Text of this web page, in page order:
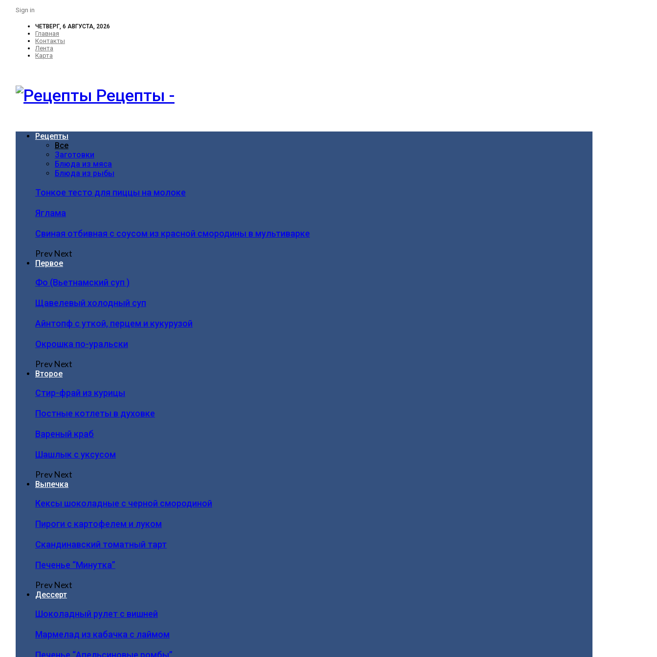
Sign in
ЧЕТВЕРГ, 6 АВГУСТА, 2026
Главная
Контакты
Лента
Карта
Рецепты -
Рецепты
Все
Заготовки
Блюда из мяса
Блюда из рыбы
Тонкое тесто для пиццы на молоке
Яглама
Свиная отбивная с соусом из красной смородины в мультиварке
PrevNext
Первое
Фо (Вьетнамский суп )
Щавелевый холодный суп
Айнтопф с уткой, перцем и кукурузой
Окрошка по-уральски
PrevNext
Второе
Стир-фрай из курицы
Постные котлеты в духовке
Вареный краб
Шашлык с уксусом
PrevNext
Выпечка
Кексы шоколадные с черной смородиной
Пироги c картофелем и луком
Скандинавский томатный тарт
Печенье “Минутка”
PrevNext
Дессерт
Шоколадный рулет с вишней
Мармелад из кабачка с лаймом
Печенье “Апельсиновые ромбы”